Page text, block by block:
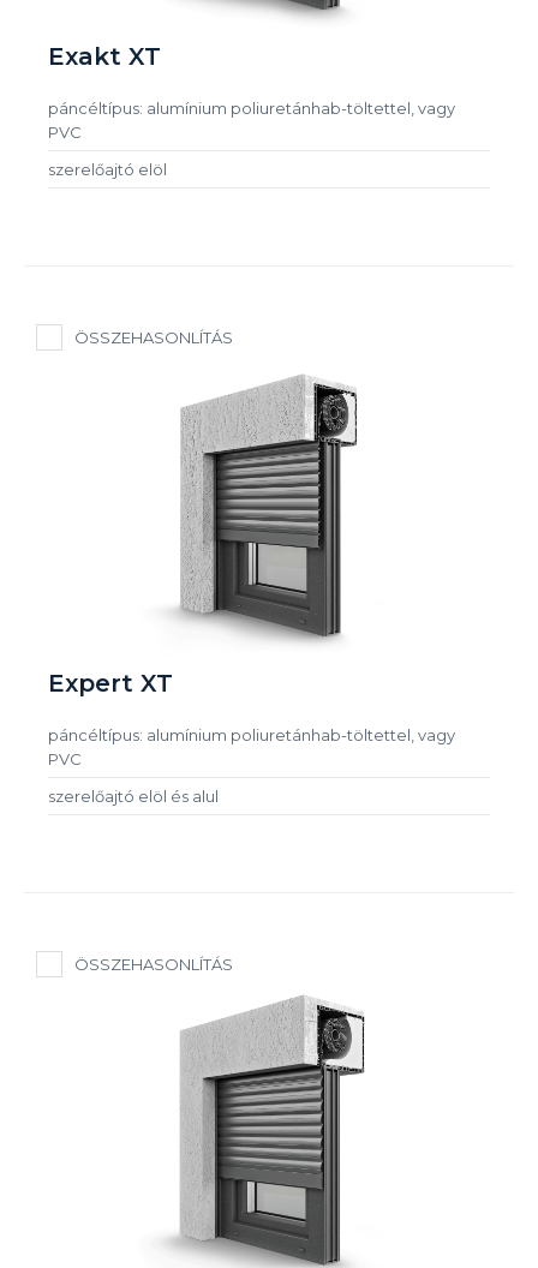
Exakt XT
páncéltípus: alumínium poliuretánhab-töltettel, vagy
PVC
szerelőajtó elöl
ÖSSZEHASONLÍTÁS
Expert XT
páncéltípus: alumínium poliuretánhab-töltettel, vagy
PVC
szerelőajtó elöl és alul
ÖSSZEHASONLÍTÁS